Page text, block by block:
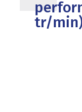
tr/min)